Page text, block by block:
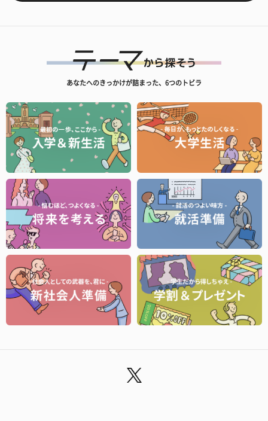
あなたへのきっかけが詰まった、6つのトビラ